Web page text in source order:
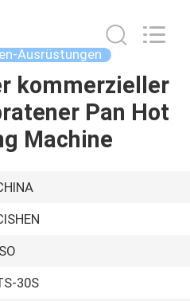
Ausrüstungen
kommerzieller
Pan Hot
Machine
30S